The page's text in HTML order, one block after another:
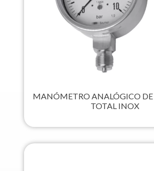
MANÓMETRO ANALÓGICO DE
TOTAL INOX